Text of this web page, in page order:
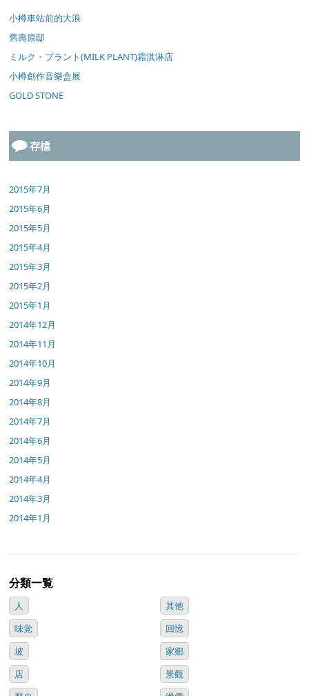
小樽車站前的大浪
舊壽原邸
ミルク・プラント(MILK PLANT)霜淇淋店
小樽創作音樂盒展
GOLD STONE
存檔
2015年7月
2015年6月
2015年5月
2015年4月
2015年3月
2015年2月
2015年1月
2014年12月
2014年11月
2014年10月
2014年9月
2014年8月
2014年7月
2014年6月
2014年5月
2014年4月
2014年3月
2014年1月
分類一覧
人
其他
味覚
回憶
坡
家鄉
店
景觀